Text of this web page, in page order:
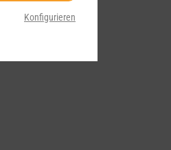
Konfigurieren